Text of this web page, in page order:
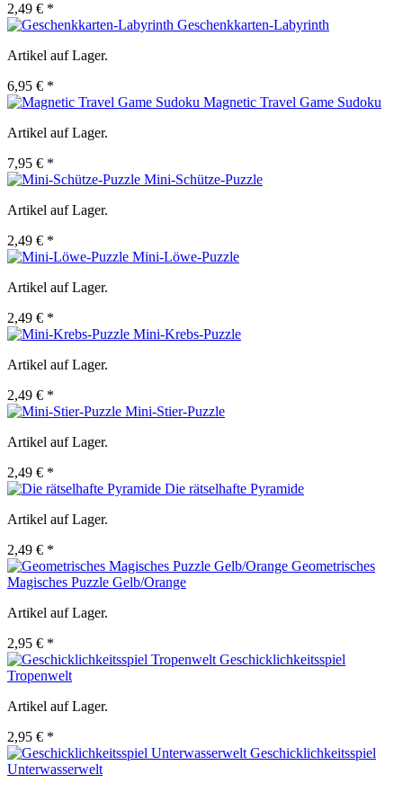
2,49 € *
Geschenkkarten-Labyrinth
Artikel auf Lager.
6,95 € *
Magnetic Travel Game Sudoku
Artikel auf Lager.
7,95 € *
Mini-Schütze-Puzzle
Artikel auf Lager.
2,49 € *
Mini-Löwe-Puzzle
Artikel auf Lager.
2,49 € *
Mini-Krebs-Puzzle
Artikel auf Lager.
2,49 € *
Mini-Stier-Puzzle
Artikel auf Lager.
2,49 € *
Die rätselhafte Pyramide
Artikel auf Lager.
2,49 € *
Geometrisches
Magisches Puzzle Gelb/Orange
Artikel auf Lager.
2,95 € *
Geschicklichkeitsspiel
Tropenwelt
Artikel auf Lager.
2,95 € *
Geschicklichkeitsspiel
Unterwasserwelt